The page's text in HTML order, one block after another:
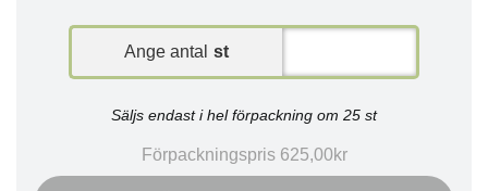
Ange antal st
Säljs endast i hel förpackning om 25 st
Förpackningspris 625,00kr